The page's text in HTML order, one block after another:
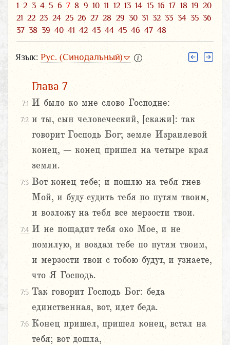
1 2 3 4 5 6 7 8 9 10 11 12 13 14 15 16 17 18 19 20
21 22 23 24 25 26 27 28 29 30 31 32 33 34 35 36
37 38 39 40 41 42 43 44 45 46 47 48
Язык: Рус. (Синодальный)
Глава 7
7:1 И было ко мне слово Господне:
7:2 и ты, сын человеческий, [скажи]: так
говорит Господь Бог; земле Израилевой
конец, – конец пришел на четыре края
земли.
7:3 Вот конец тебе; и пошлю на тебя гнев
Мой, и буду судить тебя по путям твоим,
и возложу на тебя все мерзости твои.
7:4 И не пощадит тебя око Мое, и не
помилую, и воздам тебе по путям твоим,
и мерзости твои с тобою будут, и узнаете,
что Я Господь.
7:5 Так говорит Господь Бог: беда
единственная, вот, идет беда.
7:6 Конец пришел, пришел конец, встал на
тебя; вот дошла,